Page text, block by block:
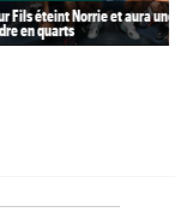
Fils éteint Norrie et aura
en quarts